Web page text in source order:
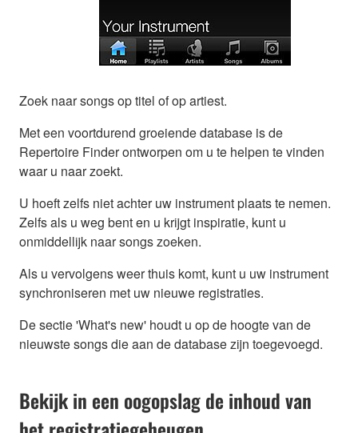
Zoek naar songs op titel of op artiest.
Met een voortdurend groeiende database is de
Repertoire Finder ontworpen om u te helpen te vinden
waar u naar zoekt.
U hoeft zelfs niet achter uw instrument plaats te nemen.
Zelfs als u weg bent en u krijgt inspiratie, kunt u
onmiddellijk naar songs zoeken.
Als u vervolgens weer thuis komt, kunt u uw instrument
synchroniseren met uw nieuwe registraties.
De sectie 'What's new' houdt u op de hoogte van de
nieuwste songs die aan de database zijn toegevoegd.
Bekijk in een oogopslag de inhoud van